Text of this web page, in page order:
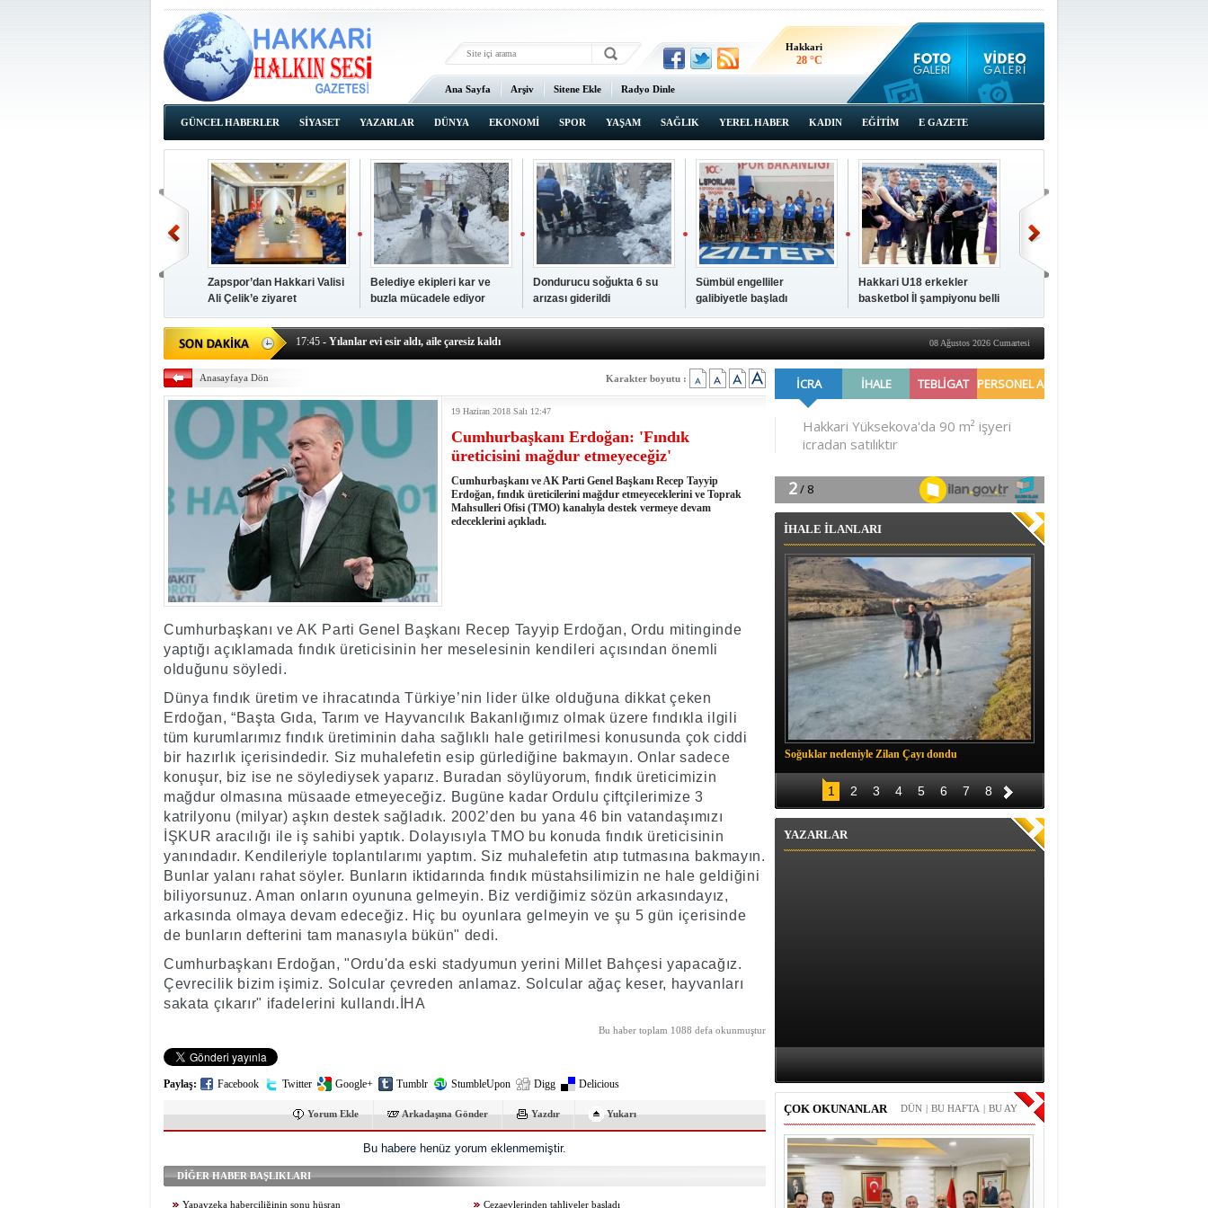
Hakkari
28 °C
Ana Sayfa Arşiv Sitene Ekle Radyo Dinle
GÜNCEL HABERLER SİYASET YAZARLAR DÜNYA EKONOMİ SPOR YAŞAM SAĞLIK YEREL HABER KADIN EĞİTİM E GAZETE
Zapspor’dan Hakkari Valisi
Ali Çelik’e ziyaret
Belediye ekipleri kar ve
buzla mücadele ediyor
Dondurucu soğukta 6 su
arızası giderildi
Sümbül engelliler
galibiyetle başladı
Hakkari U18 erkekler
basketbol İl şampiyonu belli
oldu
Toplantısı yapıldı
17:45 - Yılanlar evi esir aldı, aile çaresiz kaldı
17:43- Hakkari Cumhuriyet Başsavcısı Ufuk Turan görevine başladı
17:37- Başkan Büyüksu: Gençlerimiz için geleceğe yatırım yapıyoruz
17:35- Hakkari'ye Raftingde Çifte Gurur
17:32- Dağcı Yüksel Işık'ın izini köylüler buldu
17:30
- Hayvanlar Şarbona karşı aşılanıyor
17:27 - Hakkari'de yaz ortasında kış manzarası
19:22- Cennet-Cehennem Vadisi'nde tarihi güreş finali
19:19 - CHP Hakkari ve 26 il başkanını görevden aldı
19:17 - Cennet Cehennem Vadisi'nde şampiyonluk mücadelesi start aldı
19:13- Bakan Yardımcısı Çelik, Aşiret Lideri Keskin'i ziyaret etti
19:10
- Hakkari'de 503 kilogram Esrar ele geçirildi
19:08- Bakan Yardımcısı Ali Çelik Hakkari’de sevgi seli
08 Ağustos 2026 Cumartesi
Anasayfaya Dön Karakter boyutu :
19 Haziran 2018 Salı 12:47
Cumhurbaşkanı Erdoğan: 'Fındık
üreticisini mağdur etmeyeceğiz'
Cumhurbaşkanı ve AK Parti Genel Başkanı Recep Tayyip
Erdoğan, fındık üreticilerini mağdur etmeyeceklerini ve Toprak
Mahsulleri Ofisi (TMO) kanalıyla destek vermeye devam
edeceklerini açıkladı.
Cumhurbaşkanı ve AK Parti Genel Başkanı Recep Tayyip Erdoğan, Ordu mitinginde
yaptığı açıklamada fındık üreticisinin her meselesinin kendileri açısından önemli
olduğunu söyledi.
Dünya fındık üretim ve ihracatında Türkiye’nin lider ülke olduğuna dikkat çeken
Erdoğan, “Başta Gıda, Tarım ve Hayvancılık Bakanlığımız olmak üzere fındıkla ilgili
tüm kurumlarımız fındık üretiminin daha sağlıklı hale getirilmesi konusunda çok ciddi
bir hazırlık içerisindedir. Siz muhalefetin esip gürlediğine bakmayın. Onlar sadece
konuşur, biz ise ne söylediysek yaparız. Buradan söylüyorum, fındık üreticimizin
mağdur olmasına müsaade etmeyeceğiz. Bugüne kadar Ordulu çiftçilerimize 3
katrilyonu (milyar) aşkın destek sağladık. 2002’den bu yana 46 bin vatandaşımızı
İŞKUR aracılığı ile iş sahibi yaptık. Dolayısıyla TMO bu konuda fındık üreticisinin
yanındadır. Kendileriyle toplantılarımı yaptım. Siz muhalefetin atıp tutmasına bakmayın.
Bunlar yalanı rahat söyler. Bunların iktidarında fındık müstahsilimizin ne hale geldiğini
biliyorsunuz. Aman onların oyununa gelmeyin. Biz verdiğimiz sözün arkasındayız,
arkasında olmaya devam edeceğiz. Hiç bu oyunlara gelmeyin ve şu 5 gün içerisinde
de bunların defterini tam manasıyla bükün" dedi.
Cumhurbaşkanı Erdoğan, "Ordu'da eski stadyumun yerini Millet Bahçesi yapacağız.
Çevrecilik bizim işimiz. Solcular çevreden anlamaz. Solcular ağaç keser, hayvanları
sakata çıkarır" ifadelerini kullandı.İHA
Bu haber toplam 1088 defa okunmuştur
Paylaş: Facebook Twitter Google+ Tumblr StumbleUpon Digg Delicious
Yorum Ekle Arkadaşına Gönder Yazdır Yukarı
Bu habere henüz yorum eklenmemiştir.
DİĞER HABER BAŞLIKLARI
Yapayzeka haberciliğinin sonu hüsran Cezaevlerinden tahliyeler başladı
İHALE İLANLARI
Soğuklar nedeniyle Zilan Çayı dondu
1 2 3 4 5 6 7 8
YAZARLAR
ÇOK OKUNANLAR BU AY
|
BU HAFTA
|
DÜN